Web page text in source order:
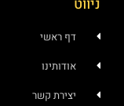
ראשי
קשר